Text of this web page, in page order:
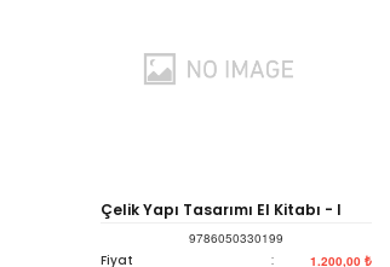
Çelik Yapı Tasarımı El Kitabı - I
9786050330199
Fiyat : 1.200,00 ₺